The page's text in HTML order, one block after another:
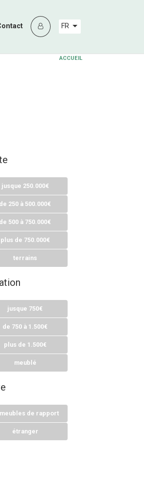
FR
ACCUEIL
jusque 250.000€
de 250 à 500.000€
de 500 à 750.000€
plus de 750.000€
terrains
jusque 750€
de 750 à 1.500€
plus de 1.500€
meublé
de rapport
étranger